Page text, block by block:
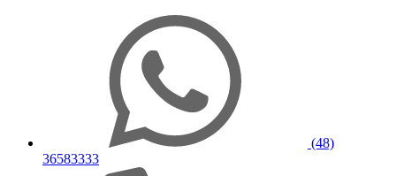
(48)
36583333